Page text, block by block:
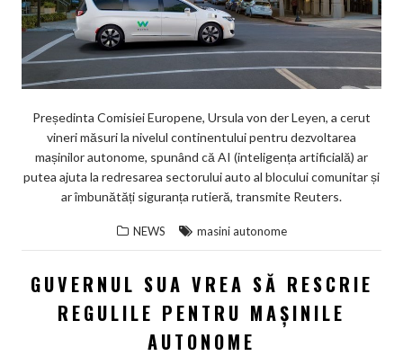
Președinta Comisiei Europene, Ursula von der Leyen, a cerut
vineri măsuri la nivelul continentului pentru dezvoltarea
mașinilor autonome, spunând că AI (inteligența artificială) ar
putea ajuta la redresarea sectorului auto al blocului comunitar și
ar îmbunătăți siguranța rutieră, transmite Reuters.
NEWS masini autonome
GUVERNUL SUA VREA SĂ RESCRIE
REGULILE PENTRU MAȘINILE
AUTONOME